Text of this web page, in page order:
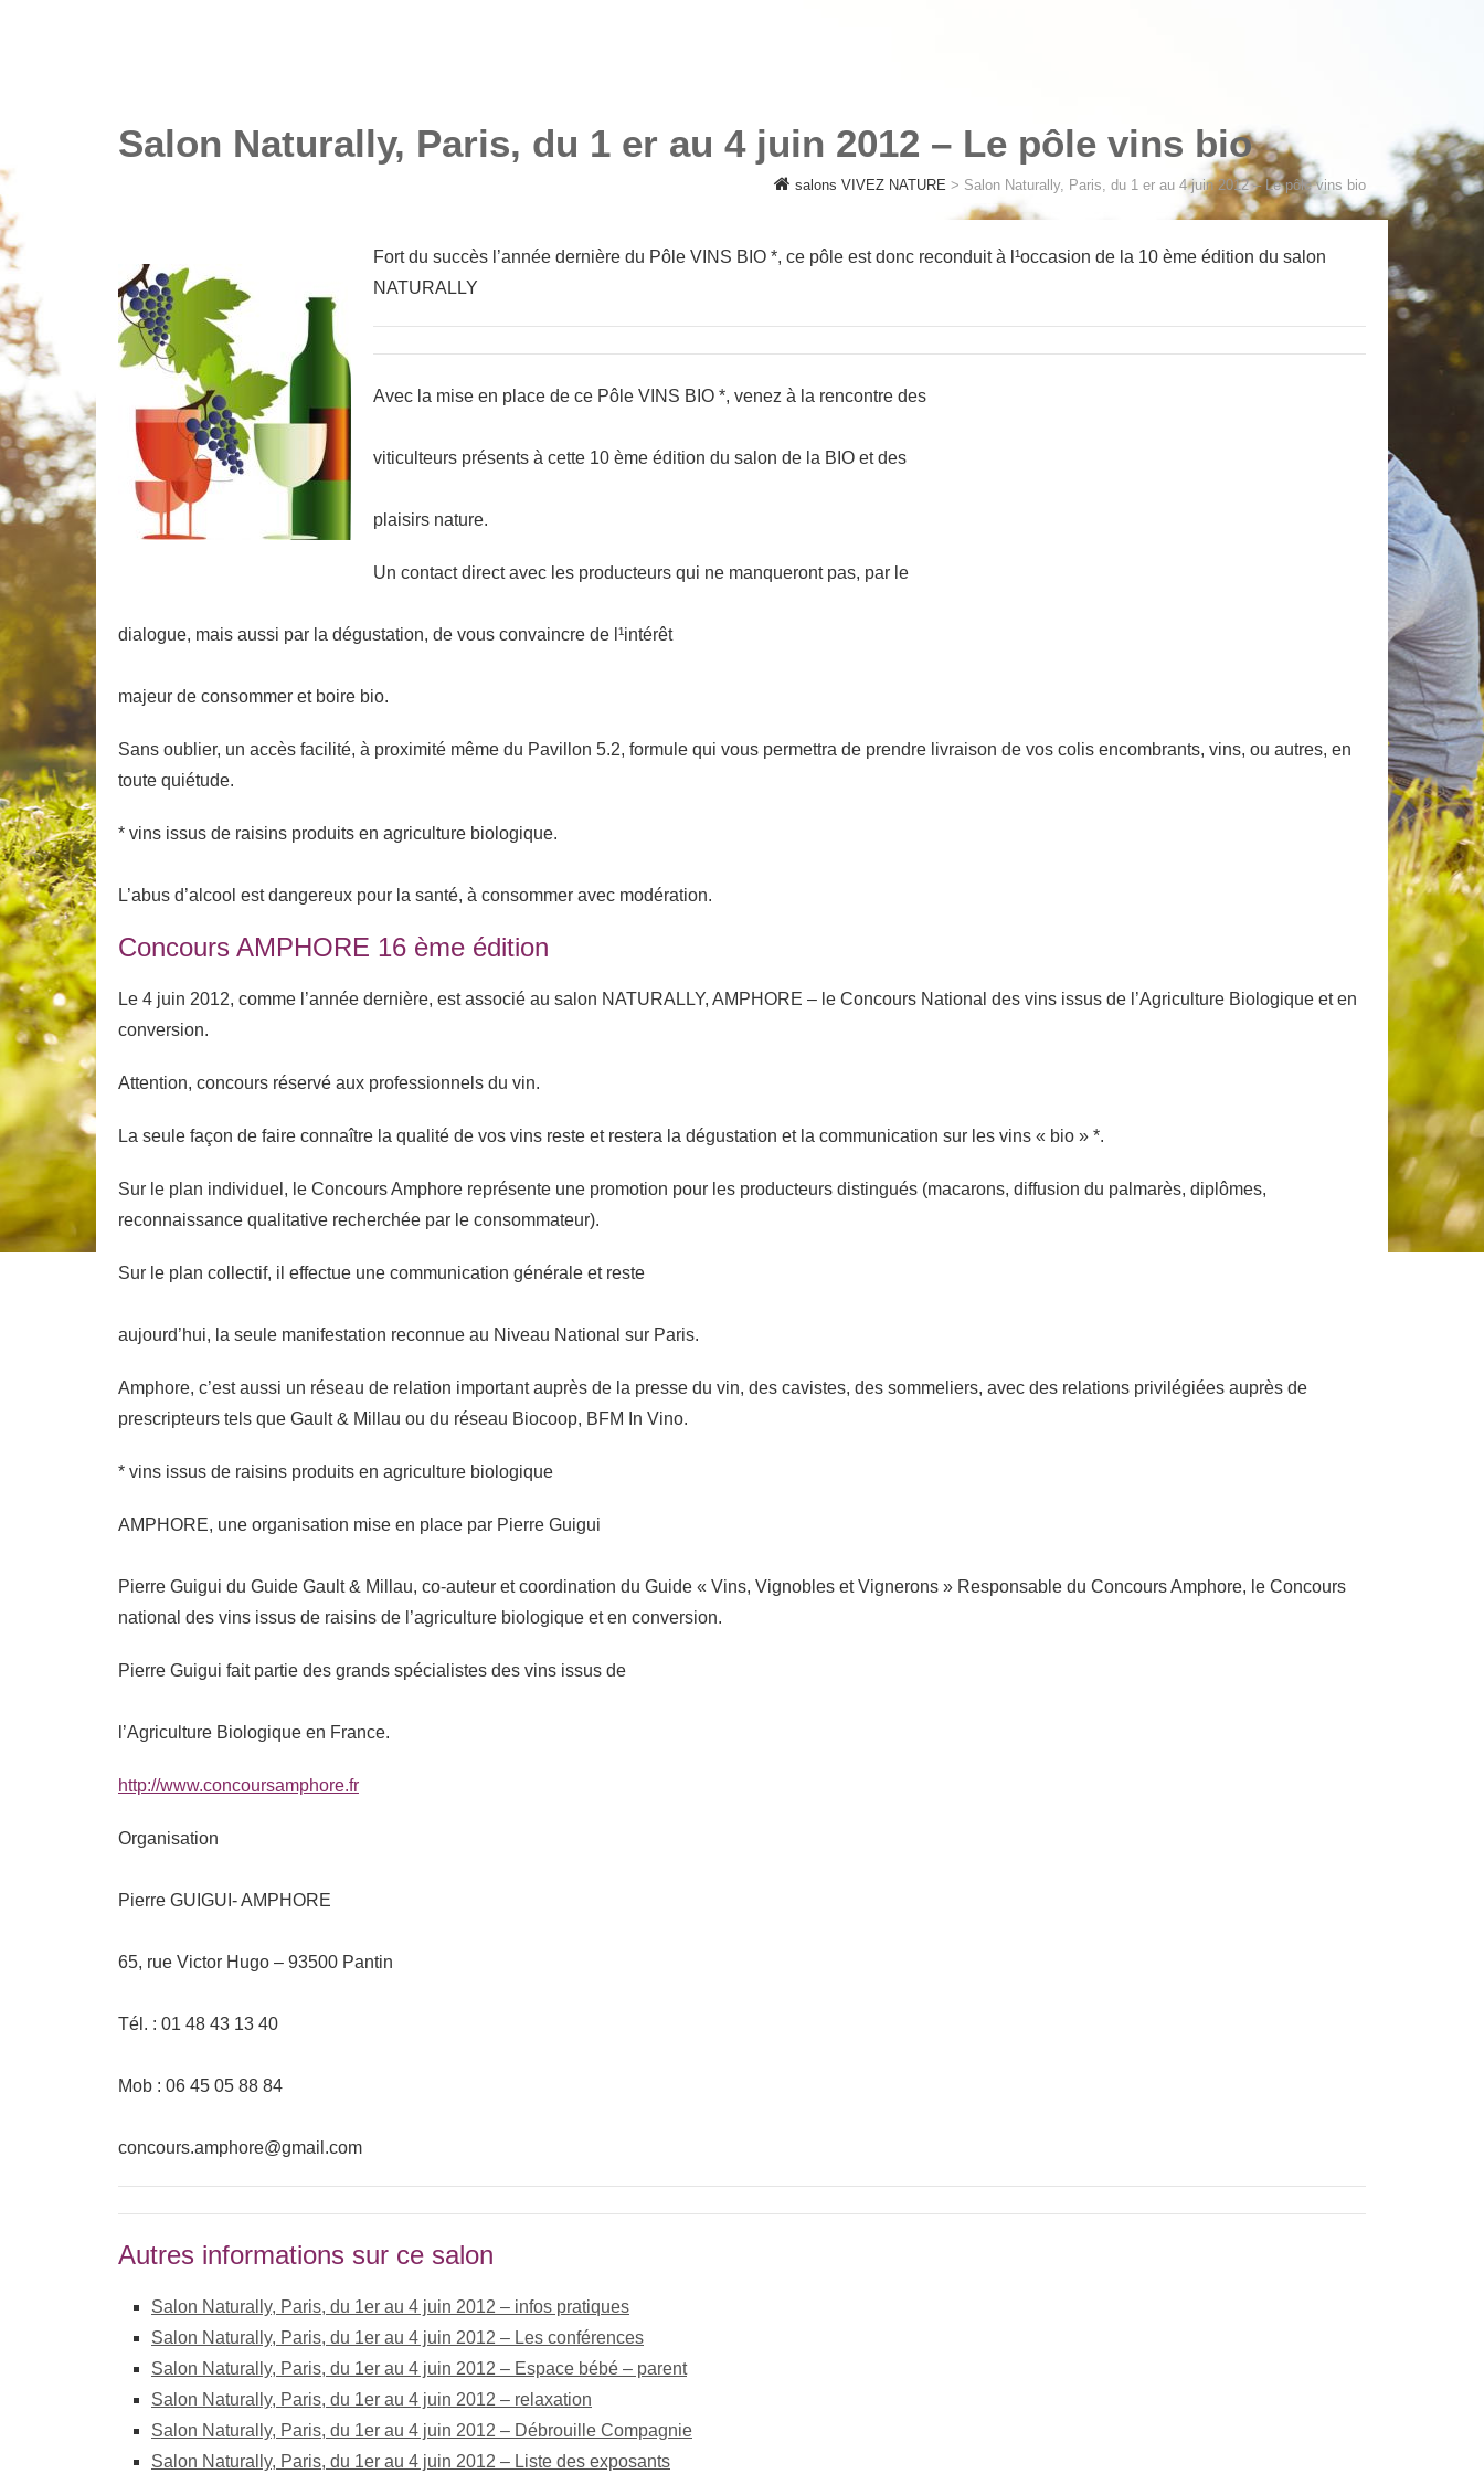
Salon Naturally, Paris, du 1 er au 4 juin 2012 – Le pôle vins bio
salons VIVEZ NATURE > Salon Naturally, Paris, du 1 er au 4 juin 2012 – Le pôle vins bio
Fort du succès l’année dernière du Pôle VINS BIO *, ce pôle est donc reconduit à l¹occasion de la 10 ème édition du salon
NATURALLY
Avec la mise en place de ce Pôle VINS BIO *, venez à la rencontre des
viticulteurs présents à cette 10 ème édition du salon de la BIO et des
plaisirs nature.
Un contact direct avec les producteurs qui ne manqueront pas, par le
dialogue, mais aussi par la dégustation, de vous convaincre de l¹intérêt
majeur de consommer et boire bio.
Sans oublier, un accès facilité, à proximité même du Pavillon 5.2, formule qui vous permettra de prendre livraison de vos colis encombrants, vins, ou autres, en
toute quiétude.
* vins issus de raisins produits en agriculture biologique.
L’abus d’alcool est dangereux pour la santé, à consommer avec modération.
Concours AMPHORE 16 ème édition
Le 4 juin 2012, comme l’année dernière, est associé au salon NATURALLY, AMPHORE – le Concours National des vins issus de l’Agriculture Biologique et en
conversion.
Attention, concours réservé aux professionnels du vin.
La seule façon de faire connaître la qualité de vos vins reste et restera la dégustation et la communication sur les vins « bio » *.
Sur le plan individuel, le Concours Amphore représente une promotion pour les producteurs distingués (macarons, diffusion du palmarès, diplômes,
reconnaissance qualitative recherchée par le consommateur).
Sur le plan collectif, il effectue une communication générale et reste
aujourd’hui, la seule manifestation reconnue au Niveau National sur Paris.
Amphore, c’est aussi un réseau de relation important auprès de la presse du vin, des cavistes, des sommeliers, avec des relations privilégiées auprès de
prescripteurs tels que Gault & Millau ou du réseau Biocoop, BFM In Vino.
* vins issus de raisins produits en agriculture biologique
AMPHORE, une organisation mise en place par Pierre Guigui
Pierre Guigui du Guide Gault & Millau, co-auteur et coordination du Guide « Vins, Vignobles et Vignerons » Responsable du Concours Amphore, le Concours
national des vins issus de raisins de l’agriculture biologique et en conversion.
Pierre Guigui fait partie des grands spécialistes des vins issus de
l’Agriculture Biologique en France.
http://www.concoursamphore.fr
Organisation
Pierre GUIGUI- AMPHORE
65, rue Victor Hugo – 93500 Pantin
Tél. : 01 48 43 13 40
Mob : 06 45 05 88 84
concours.amphore@gmail.com
Autres informations sur ce salon
Salon Naturally, Paris, du 1er au 4 juin 2012 – infos pratiques
Salon Naturally, Paris, du 1er au 4 juin 2012 – Les conférences
Salon Naturally, Paris, du 1er au 4 juin 2012 – Espace bébé – parent
Salon Naturally, Paris, du 1er au 4 juin 2012 – relaxation
Salon Naturally, Paris, du 1er au 4 juin 2012 – Débrouille Compagnie
Salon Naturally, Paris, du 1er au 4 juin 2012 – Liste des exposants